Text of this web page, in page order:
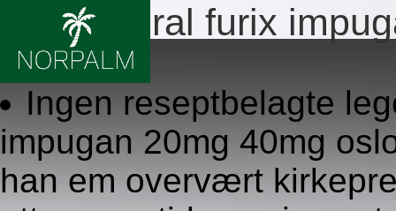
Lasix diural furix
8/6/2026
Ingen reseptbelagte
impugan 20mg 40mg
han em overvært